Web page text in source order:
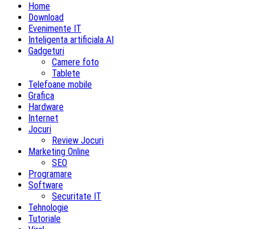
Home
Download
Evenimente IT
Inteligenta artificiala AI
Gadgeturi
Camere foto
Tablete
Telefoane mobile
Grafica
Hardware
Internet
Jocuri
Review Jocuri
Marketing Online
SEO
Programare
Software
Securitate IT
Tehnologie
Tutoriale